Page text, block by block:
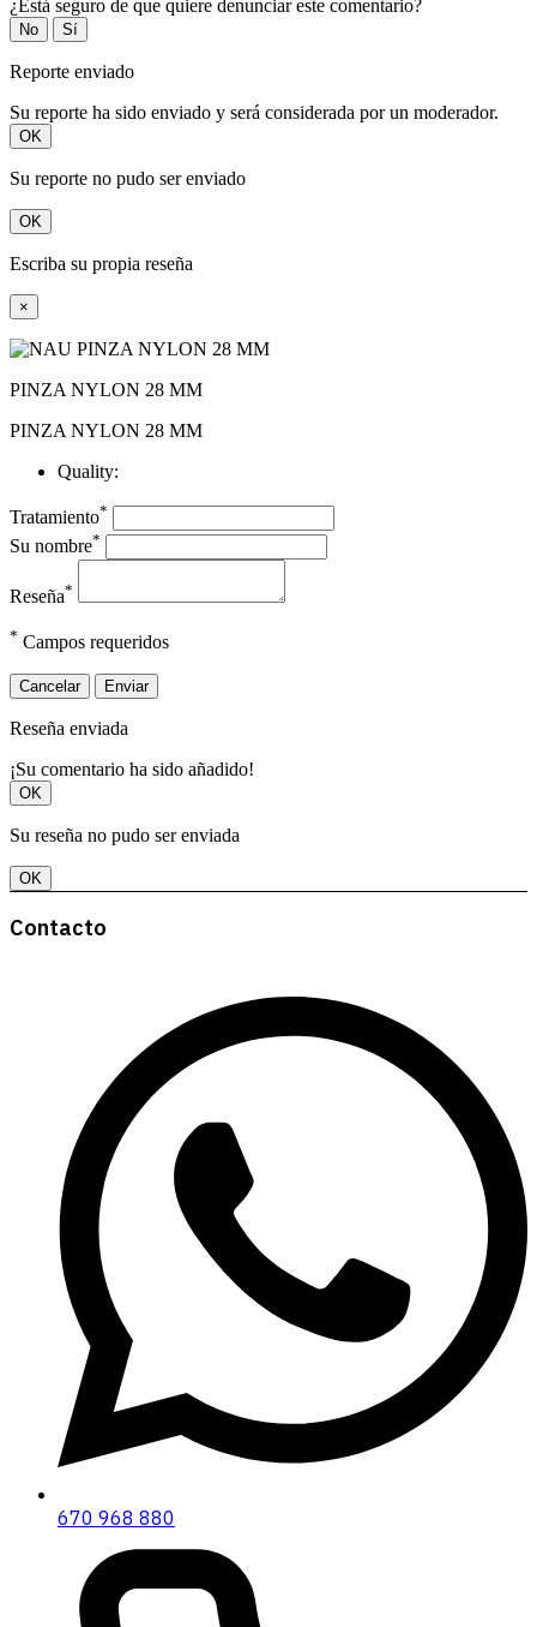
¿Está seguro de que quiere denunciar este comentario?
No Sí
Reporte enviado
Su reporte ha sido enviado y será considerada por un moderador.
OK
Su reporte no pudo ser enviado
OK
Escriba su propia reseña
×
PINZA NYLON 28 MM
PINZA NYLON 28 MM
Quality:
Tratamiento*
Su nombre*
Reseña*
* Campos requeridos
Cancelar Enviar
Reseña enviada
¡Su comentario ha sido añadido!
OK
Su reseña no pudo ser enviada
OK
Contacto
670 968 880